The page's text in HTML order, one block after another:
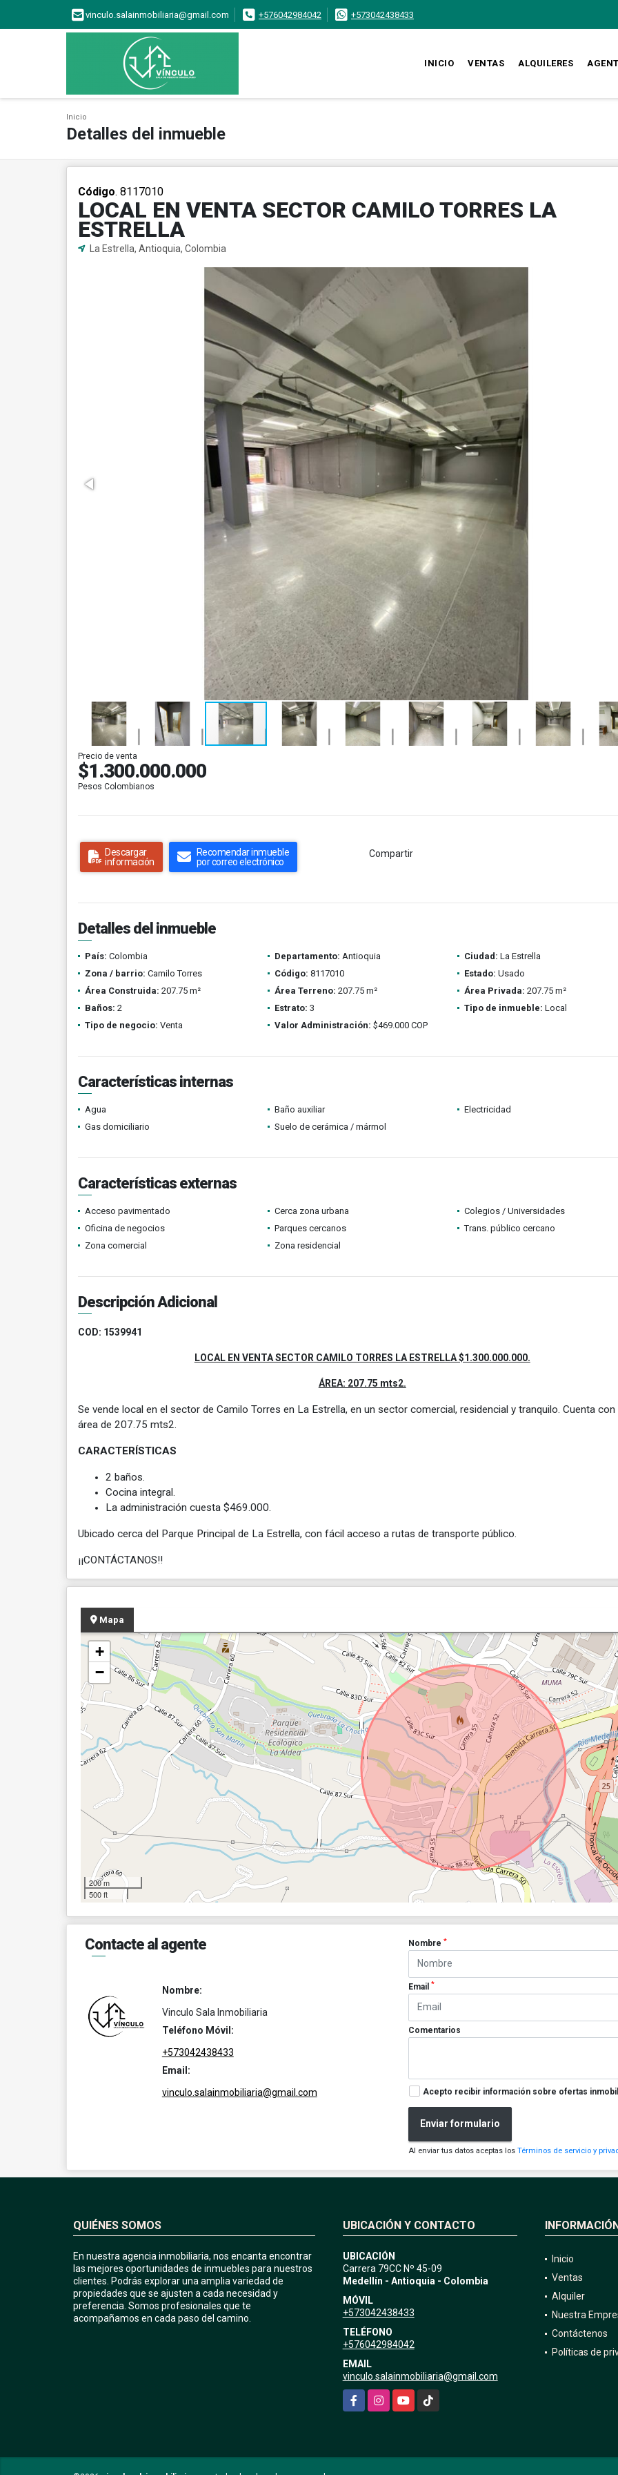
vinculo.salainmobiliaria@gmail.com +576042984042 +573042438433
INICIO VENTAS ALQUILERES
Inicio
Detalles del inmueble
Código. 8117010
LOCAL EN VENTA SECTOR CAMILO TORRES LA
ESTRELLA
La Estrella, Antioquia, Colombia
Precio de venta
$1.300.000.000
Pesos Colombianos
Descargar
información
Recomendar inmueble
por correo electrónico
Compartir
Detalles del inmueble
País: Colombia Departamento: Antioquia Ciudad: La Estrella
Zona / barrio: Camilo Torres Código: 8117010 Estado: Usado
Área Construida: 207.75 m² Área Terreno: 207.75 m² Área Privada: 207.75 m²
Baños: 2 Estrato: 3 Tipo de inmueble: Local
Tipo de negocio: Venta Valor Administración: $469.000 COP
Características internas
Agua Baño auxiliar
Electricidad
Gas domiciliario
Suelo de cerámica / mármol
Características externas
Acceso pavimentado Cerca zona urbana
Colegios / Universidades
Oficina de negocios
Parques cercanos
Trans. público cercano
Zona comercial
Zona residencial
Descripción Adicional
COD: 1539941
LOCAL EN VENTA SECTOR CAMILO TORRES LA ESTRELLA $1.300.000.000.
ÁREA: 207.75 mts2.
Se vende local en el sector de Camilo Torres en La Estrella, en un sector comercial, residencial y tranquilo. Cuenta con
área de 207.75 mts2.
CARACTERÍSTICAS
2 baños.
Cocina integral.
La administración cuesta $469.000.
Ubicado cerca del Parque Principal de La Estrella, con fácil acceso a rutas de transporte público.
¡¡CONTÁCTANOS!!
Mapa
+
−
200 m
500 ft
Contacte al agente
Nombre:
Vinculo Sala Inmobiliaria
Teléfono Móvil:
+573042438433
Email:
vinculo.salainmobiliaria@gmail.com
Nombre*
Email*
Comentarios
Acepto recibir información sobre ofertas
Enviar formulario
Al enviar tus datos aceptas losTérminos de servicio y
QUIÉNES SOMOS
En nuestra agencia inmobiliaria, nos encanta encontrar
las mejores oportunidades de inmuebles para nuestros
clientes. Podrás explorar una amplia variedad de
propiedades que se ajusten a cada necesidad y
preferencia. Somos profesionales que te
acompañamos en cada paso del camino.
UBICACIÓN Y CONTACTO
UBICACIÓN
Carrera 79CC Nº 45-09
Medellín - Antioquia - Colombia
MÓVIL
+573042438433
TELÉFONO
+576042984042
EMAIL
vinculo.salainmobiliaria@gmail.com
FacebookInstagramYouTubeTikTok
Inicio
Ventas
Alquiler
Nuestra
Contáctenos
Políticas de